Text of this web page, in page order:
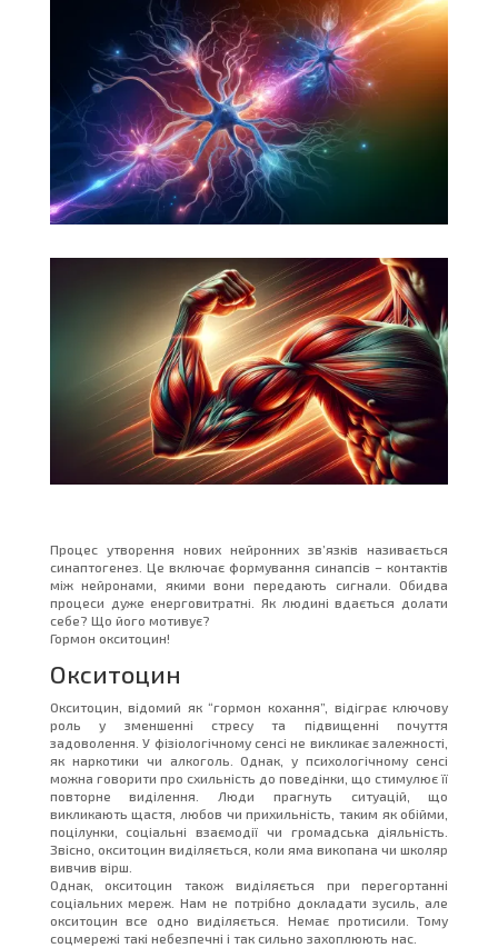
Процес утворення нових нейронних зв’язків називається
синаптогенез. Це включає формування синапсів – контактів
між нейронами, якими вони передають сигнали. Обидва
процеси дуже енерговитратні. Як людині вдається долати
себе? Що його мотивує?
Гормон окситоцин!
Окситоцин
Окситоцин, відомий як “гормон кохання”, відіграє ключову
роль у зменшенні стресу та підвищенні почуття
задоволення. У фізіологічному сенсі не викликає залежності,
як наркотики чи алкоголь. Однак, у психологічному сенсі
можна говорити про схильність до поведінки, що стимулює її
повторне виділення. Люди прагнуть ситуацій, що
викликають щастя, любов чи прихильність, таким як обійми,
поцілунки, соціальні взаємодії чи громадська діяльність.
Звісно, окситоцин виділяється, коли яма викопана чи школяр
вивчив вірш.
Однак, окситоцин також виділяється при перегортанні
соціальних мереж. Нам не потрібно докладати зусиль, але
окситоцин все одно виділяється. Немає протисили. Тому
соцмережі такі небезпечні і так сильно захоплюють нас.